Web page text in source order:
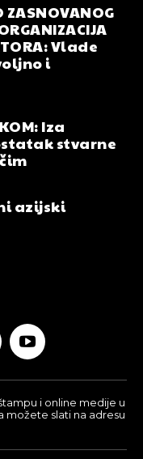
ZASNOVANOG
Vlade
i
Iza
stvarne
azijski
i online medije u
možete slati na adresu